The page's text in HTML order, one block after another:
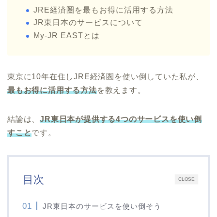
JRE経済圏を最もお得に活用する方法
JR東日本のサービスについて
My-JR EASTとは
東京に10年在住しJRE経済圏を使い倒していた私が、
最もお得に活用する方法を教えます。
結論は、JR東日本が提供する4つのサービスを使い倒
すことです。
CLOSE
目次
JR東日本のサービスを使い倒そう